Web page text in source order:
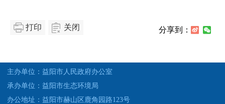
打印 关闭 分享到：
主办单位：益阳市人民政府办公室
承办单位：益阳市生态环境局
办公地址：益阳市赫山区鹿角园路123号